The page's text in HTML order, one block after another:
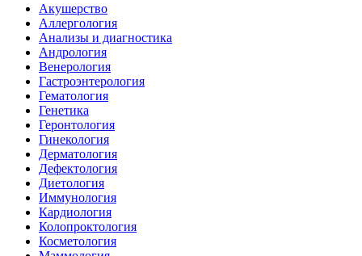
Акушерство
Аллергология
Анализы и диагностика
Андрология
Венерология
Гастроэнтерология
Гематология
Генетика
Геронтология
Гинекология
Дерматология
Дефектология
Диетология
Иммунология
Кардиология
Колопроктология
Косметология